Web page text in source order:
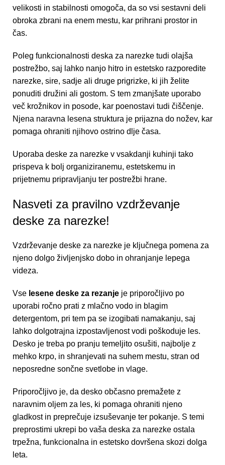
velikosti in stabilnosti omogoča, da so vsi sestavni deli
obroka zbrani na enem mestu, kar prihrani prostor in
čas.
Poleg funkcionalnosti deska za narezke tudi olajša
postrežbo, saj lahko nanjo hitro in estetsko razporedite
narezke, sire, sadje ali druge prigrizke, ki jih želite
ponuditi družini ali gostom. S tem zmanjšate uporabo
več krožnikov in posode, kar poenostavi tudi čiščenje.
Njena naravna lesena struktura je prijazna do nožev, kar
pomaga ohraniti njihovo ostrino dlje časa.
Uporaba deske za narezke v vsakdanji kuhinji tako
prispeva k bolj organiziranemu, estetskemu in
prijetnemu pripravljanju ter postrežbi hrane.
Nasveti za pravilno vzdrževanje
deske za narezke!
Vzdrževanje deske za narezke je ključnega pomena za
njeno dolgo življenjsko dobo in ohranjanje lepega
videza.
Vse lesene deske za rezanje je priporočljivo po
uporabi ročno prati z mlačno vodo in blagim
detergentom, pri tem pa se izogibati namakanju, saj
lahko dolgotrajna izpostavljenost vodi poškoduje les.
Desko je treba po pranju temeljito osušiti, najbolje z
mehko krpo, in shranjevati na suhem mestu, stran od
neposredne sončne svetlobe in vlage.
Priporočljivo je, da desko občasno premažete z
naravnim oljem za les, ki pomaga ohraniti njeno
gladkost in preprečuje izsuševanje ter pokanje. S temi
preprostimi ukrepi bo vaša deska za narezke ostala
trpežna, funkcionalna in estetsko dovršena skozi dolga
leta.